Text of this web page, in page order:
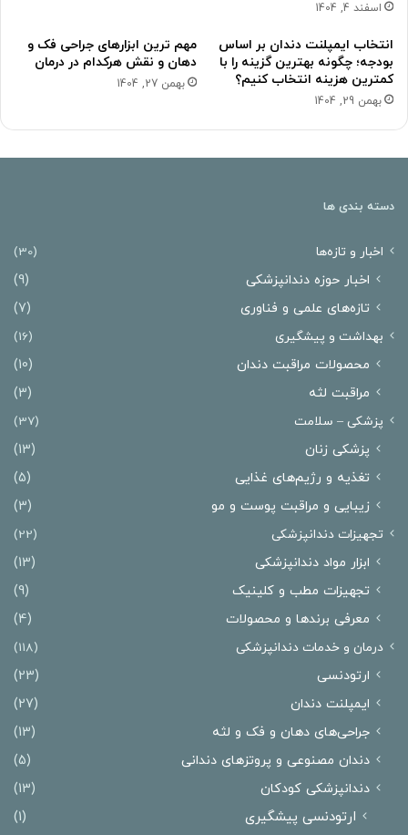
اسفند 4, 1404
انتخاب ایمپلنت دندان بر اساس
بودجه؛ چگونه بهترین گزینه را با
کمترین هزینه انتخاب کنیم؟
بهمن 29, 1404
مهم ترین ابزارهای جراحی فک و
دهان و نقش هرکدام در درمان
بهمن 27, 1404
دسته بندی ها
اخبار و تازه‌ها (30)
اخبار حوزه دندانپزشکی
(9)
تازه‌های علمی و فناوری
(7)
بهداشت و پیشگیری (16)
محصولات مراقبت دندان
(10)
مراقبت لثه
(3)
پزشکی – سلامت (37)
پزشکی زنان
(13)
تغذیه و رژیم‌های غذایی
(5)
زیبایی و مراقبت پوست و مو
(3)
تجهیزات دندانپزشکی (22)
ابزار مواد دندانپزشکی
(13)
تجهیزات مطب و کلینیک
(9)
معرفی برندها و محصولات
(4)
درمان‌ و خدمات دندانپزشکی (118)
ارتودنسی
(23)
ایمپلنت دندان
(27)
جراحی‌های دهان و فک و لثه
(13)
دندان مصنوعی و پروتزهای دندانی
(5)
دندانپزشکی کودکان
(13)
ارتودنسی پیشگیری
(1)